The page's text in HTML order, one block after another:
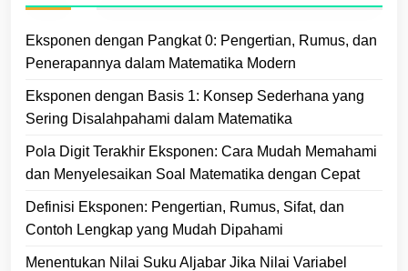
Eksponen dengan Pangkat 0: Pengertian, Rumus, dan
Penerapannya dalam Matematika Modern
Eksponen dengan Basis 1: Konsep Sederhana yang
Sering Disalahpahami dalam Matematika
Pola Digit Terakhir Eksponen: Cara Mudah Memahami
dan Menyelesaikan Soal Matematika dengan Cepat
Definisi Eksponen: Pengertian, Rumus, Sifat, dan
Contoh Lengkap yang Mudah Dipahami
Menentukan Nilai Suku Aljabar Jika Nilai Variabel